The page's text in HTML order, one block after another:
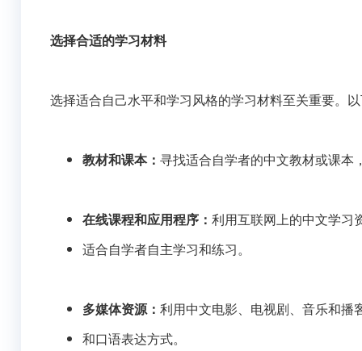
选择合适的学习材料
选择适合自己水平和学习风格的学习材料至关重要。
教材和课本： 寻找适合自学者的中文教材或课本
在线课程和应用程序： 利用互联网上的中文学习
适合自学者自主学习和练习。
多媒体资源： 利用中文电影、电视剧、音乐和播
和口语表达方式。